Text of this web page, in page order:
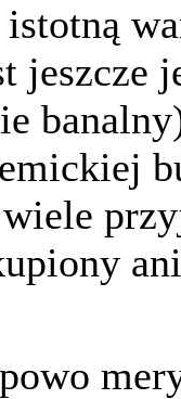
jeszcze